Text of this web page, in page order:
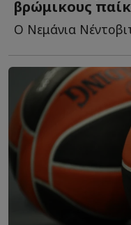
βρώμικους